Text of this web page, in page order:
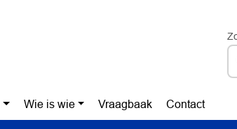
Wie is wie Vraagbaak Contact